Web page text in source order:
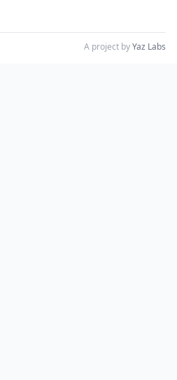
A project byYaz Labs